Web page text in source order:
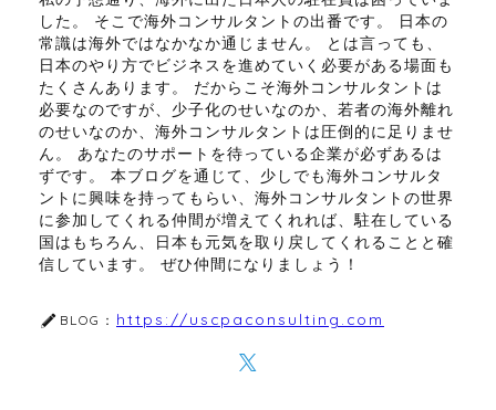
した。 そこで海外コンサルタントの出番です。 日本の
常識は海外ではなかなか通じません。 とは言っても、
日本のやり方でビジネスを進めていく必要がある場面も
たくさんあります。 だからこそ海外コンサルタントは
必要なのですが、少子化のせいなのか、若者の海外離れ
のせいなのか、海外コンサルタントは圧倒的に足りませ
ん。 あなたのサポートを待っている企業が必ずあるは
ずです。 本ブログを通じて、少しでも海外コンサルタ
ントに興味を持ってもらい、海外コンサルタントの世界
に参加してくれる仲間が増えてくれれば、駐在している
国はもちろん、日本も元気を取り戻してくれることと確
信しています。 ぜひ仲間になりましょう！
BLOG： https://uscpaconsulting.com